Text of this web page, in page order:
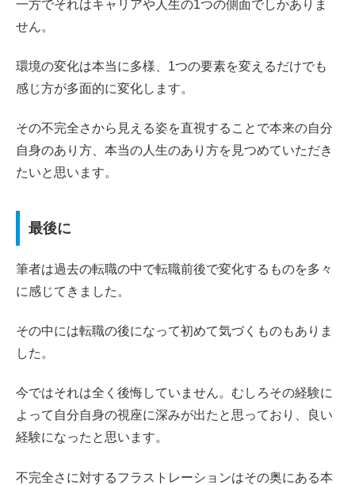
一方でそれはキャリアや人生の1つの側面でしかありま
せん。
環境の変化は本当に多様、1つの要素を変えるだけでも
感じ方が多面的に変化します。
その不完全さから見える姿を直視することで本来の自分
自身のあり方、本当の人生のあり方を見つめていただき
たいと思います。
最後に
筆者は過去の転職の中で転職前後で変化するものを多々
に感じてきました。
その中には転職の後になって初めて気づくものもありま
した。
今ではそれは全く後悔していません。むしろその経験に
よって自分自身の視座に深みが出たと思っており、良い
経験になったと思います。
不完全さに対するフラストレーションはその奥にある本